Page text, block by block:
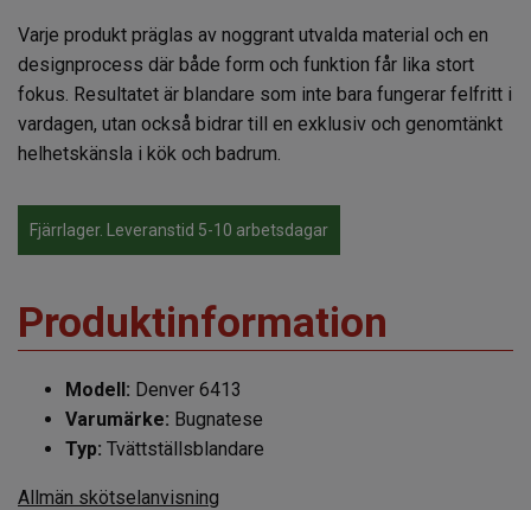
Varje produkt präglas av noggrant utvalda material och en
designprocess där både form och funktion får lika stort
fokus. Resultatet är blandare som inte bara fungerar felfritt i
vardagen, utan också bidrar till en exklusiv och genomtänkt
helhetskänsla i kök och badrum.
Fjärrlager. Leveranstid 5-10 arbetsdagar
Produktinformation
Modell: Denver 6413
Varumärke: Bugnatese
Typ: Tvättställsblandare
Allmän skötselanvisning